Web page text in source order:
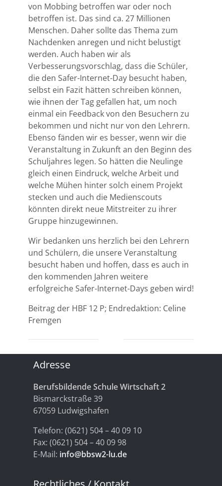
von Mobbing betroffen war oder noch
betroffen ist. Das sind ca. 27 Millionen
Menschen. Daher sollte das Thema zum
Nachdenken anregen und nicht belustigt
werden. Auch haben wir als
Verbesserungsvorschlag, dass die Schüler,
die den Safer-Internet-Day besucht haben,
selbst ein Fazit hätten schreiben können,
wie ihnen der Tag gefallen hat, um noch
einmal ein Feedback von den Besuchern zu
bekommen und nicht nur von den Lehrern.
Ebenso fänden wir es besser, wenn wir die
Veranstaltung in Zukunft an den Beginn des
Schuljahres legen. So hätten die Neulinge
gleich einen Eindruck, welche Arbeit und
welche Mühen hinter solch einem Projekt
stecken und auch die Medienscouts
könnten direkt neue Mitstreiter zu ihrer
Gruppe hinzugewinnen.
Wir bedanken uns herzlich bei den Lehrern
und Schülern, die unsere Veranstaltung
besucht haben und hoffen, dass es auch in
den kommenden Jahren weitere
erfolgreiche Safer-Internet-Days geben wird!
Beitrag der HBF 12 P; Endredaktion: Celine
Fremgen
Adresse
Berufsbildende Schule Wirtschaft 2
Bismarckstraße 39
67059 Ludwigshafen
Telefon: (0621) 504 – 40 09 10
Fax: (0621) 504 – 40 09 98
E-Mail: info@bbsw2-lu.de